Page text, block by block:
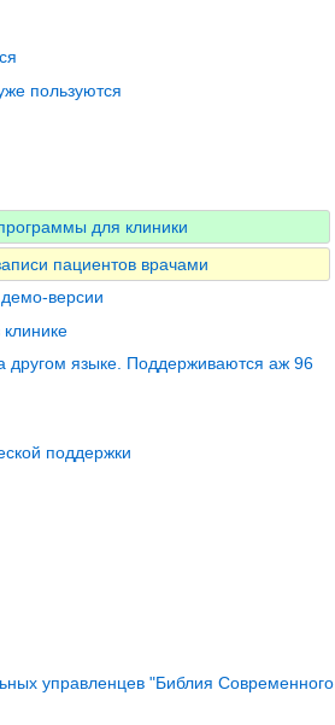
пользуются
для клиники
пациентов врачами
версии
языке. Поддерживаются аж 96
поддержки
управленцев "Библия Современного